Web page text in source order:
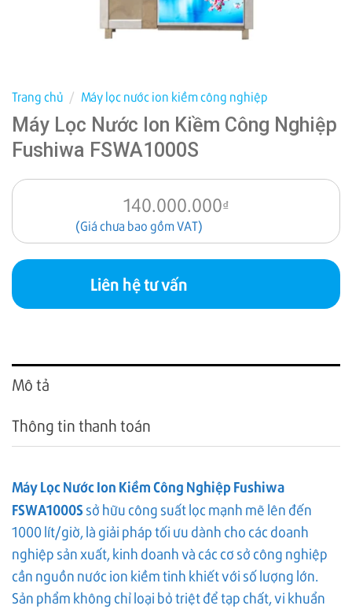
Trang chủ / Máy lọc nước ion kiềm công nghiệp
Máy Lọc Nước Ion Kiềm Công Nghiệp
Fushiwa FSWA1000S
140.000.000₫
(Giá chưa bao gồm VAT)
Liên hệ tư vấn
Mô tả
Thông tin thanh toán
Máy Lọc Nước Ion Kiềm Công Nghiệp Fushiwa
FSWA1000S sở hữu công suất lọc mạnh mẽ lên đến
1000 lít/giờ, là giải pháp tối ưu dành cho các doanh
nghiệp sản xuất, kinh doanh và các cơ sở công nghiệp
cần nguồn nước ion kiềm tinh khiết với số lượng lớn.
Sản phẩm không chỉ loại bỏ triệt để tạp chất, vi khuẩn